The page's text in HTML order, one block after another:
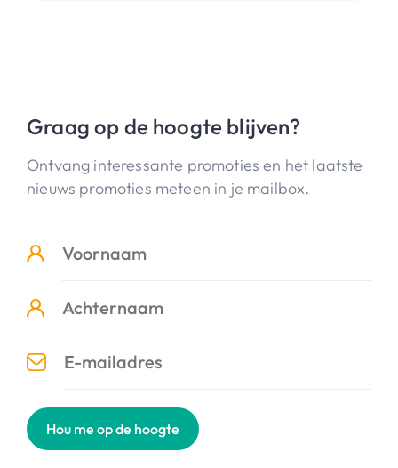
Graag op de hoogte blijven?
Ontvang interessante promoties en het laatste
nieuws promoties meteen in je mailbox.
Hou me op de hoogte